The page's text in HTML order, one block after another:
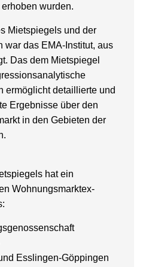
wurden.
Mietspiegels und der
war das EMA-Institut, aus
Das dem Mietspiegel
ermöglicht detaillierte und
Ergebnisse über den
in den Gebieten der
hat ein
Wohnungsmarktex­
Esslingen-Göppingen